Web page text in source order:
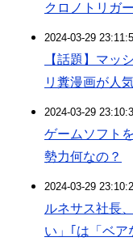
クロノトリガ
2024-03-29
【話題】マッ
リ糞漫画が人
2024-03-29
ゲームソフト
勢力何なの？
2024-03-29
ルネサス社長
い」｢は「ベア